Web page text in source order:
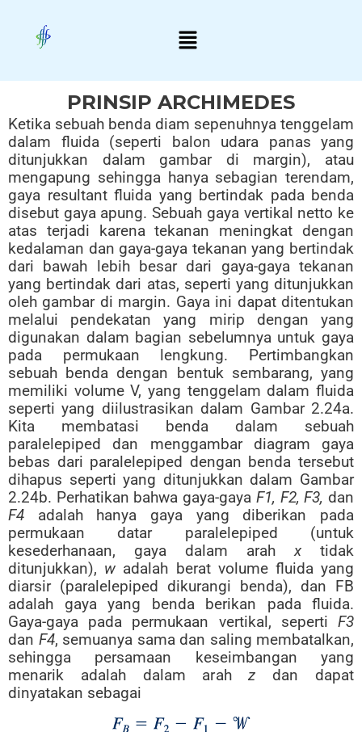
content
Menu
PRINSIP ARCHIMEDES
Ketika sebuah benda diam sepenuhnya tenggelam
dalam fluida (seperti balon udara panas yang
ditunjukkan dalam gambar di margin), atau
mengapung sehingga hanya sebagian terendam,
gaya resultant fluida yang bertindak pada benda
disebut gaya apung. Sebuah gaya vertikal netto ke
atas terjadi karena tekanan meningkat dengan
kedalaman dan gaya-gaya tekanan yang bertindak
dari bawah lebih besar dari gaya-gaya tekanan
yang bertindak dari atas, seperti yang ditunjukkan
oleh gambar di margin. Gaya ini dapat ditentukan
melalui pendekatan yang mirip dengan yang
digunakan dalam bagian sebelumnya untuk gaya
pada permukaan lengkung. Pertimbangkan
sebuah benda dengan bentuk sembarang, yang
memiliki volume V, yang tenggelam dalam fluida
seperti yang diilustrasikan dalam Gambar 2.24a.
Kita membatasi benda dalam sebuah
paralelepiped dan menggambar diagram gaya
bebas dari paralelepiped dengan benda tersebut
dihapus seperti yang ditunjukkan dalam Gambar
2.24b. Perhatikan bahwa gaya-gaya F1, F2, F3, dan
F4 adalah hanya gaya yang diberikan pada
permukaan datar paralelepiped (untuk
kesederhanaan, gaya dalam arahx tidak
ditunjukkan), w adalah berat volume fluida yang
diarsir (paralelepiped dikurangi benda), dan FB
adalah gaya yang benda berikan pada fluida.
Gaya-gaya pada permukaan vertikal, seperti F3
dan F4, semuanya sama dan saling membatalkan,
sehingga persamaan keseimbangan yang
menarik adalah dalam arahz dan dapat
dinyatakan sebagai